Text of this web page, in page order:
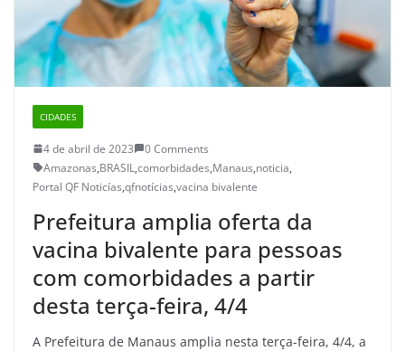
CIDADES
4 de abril de 2023
0 Comments
Amazonas,BRASIL,comorbidades,Manaus,noticia,
Portal QF Noticías,qfnotícias,vacina bivalente
Prefeitura amplia oferta da
vacina bivalente para pessoas
com comorbidades a partir
desta terça-feira, 4/4
A Prefeitura de Manaus amplia nesta terça-feira, 4/4, a